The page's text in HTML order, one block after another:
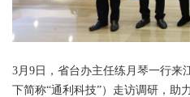
3月9日，省台办主任练月琴一行来
下简称“通利科技”）走访调研，助